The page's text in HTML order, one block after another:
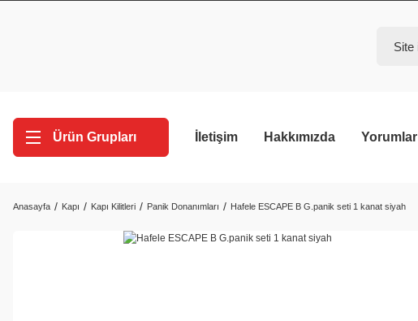
Ürün Grupları İletişim Hakkımızda Yorumlar
Anasayfa Kapı Kapı Kilitleri Panik Donanımları Hafele ESCAPE B G.panik seti 1 kanat siyah